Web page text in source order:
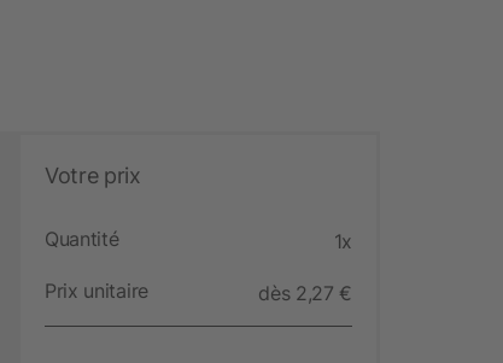
Votre prix
Quantité 1x
Prix unitaire dès 2,27 €